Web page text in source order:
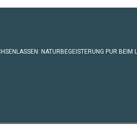
NATURBEGEISTERUNG PUR BEIM